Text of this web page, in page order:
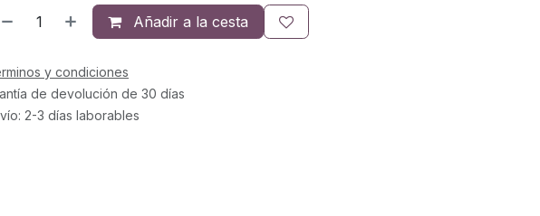
Añadir a la cesta
y condiciones
de devolución de 30 días
2-3 días laborables